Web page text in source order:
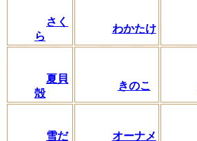
さく
ら
わかたけ
夏貝
殻
きのこ
雪だ
オーナメ